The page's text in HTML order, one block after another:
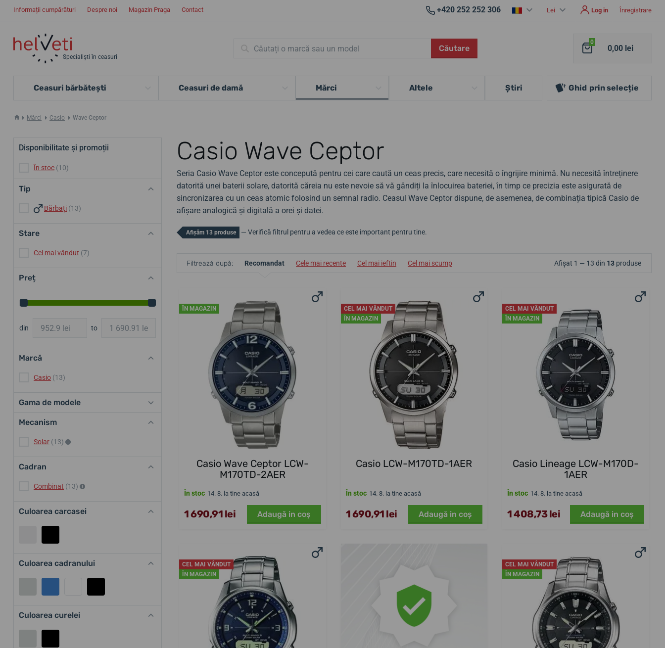
Informații cumpărături Despre noi Magazin Praga Contact +420 252 252 306 Lei Log in Înregistrare
Specialiști în ceasuri
Căutare
0
0,00 lei
Ceasuri bărbătești Ceasuri de damă Mărci Altele Ştiri Ghid prin selecție
Mărci Casio Wave Ceptor
Casio Wave Ceptor
Seria Casio Wave Ceptor este concepută pentru cei care caută un ceas precis, care necesită o îngrijire minimă. Nu necesită întreținere
datorită unei baterii solare, datorită căreia nu este nevoie să vă gândiți la înlocuirea bateriei, în timp ce precizia este asigurată de
sincronizarea cu un ceas atomic folosind un semnal radio. Ceasul Wave Ceptor dispune, de asemenea, de combinația tipică Casio de
afișare analogică și digitală a orei și datei.
Disponibilitate și promoții
În stoc (10)
Tip
Bărbați (13)
Stare
Cel mai vândut (7)
Preț
din to
Marcă
Casio (13)
Gama de modele
Mecanism
Solar (13)
Cadran
Combinat (13)
Culoarea carcasei
Culoarea cadranului
Culoarea curelei
Afișăm 13 produse — Verifică filtrul pentru a vedea ce este important pentru tine.
Filtrează după: Recomandat Cele mai recente Cel mai ieftin Cel mai scump Afișat 1 — 13 din 13 produse
ÎN MAGAZIN
Casio Wave Ceptor LCW-
M170TD-2AER
În stoc 14. 8. la tine acasă
1 690,91 lei Adaugă in coş
CEL MAI VÂNDUT
ÎN MAGAZIN
Casio LCW-M170TD-1AER
În stoc 14. 8. la tine acasă
1 690,91 lei Adaugă in coş
CEL MAI VÂNDUT
ÎN MAGAZIN
Casio Lineage LCW-M170D-
1AER
În stoc 14. 8. la tine acasă
1 408,73 lei Adaugă in coş
CEL MAI VÂNDUT
ÎN MAGAZIN
CEL MAI VÂNDUT
ÎN MAGAZIN